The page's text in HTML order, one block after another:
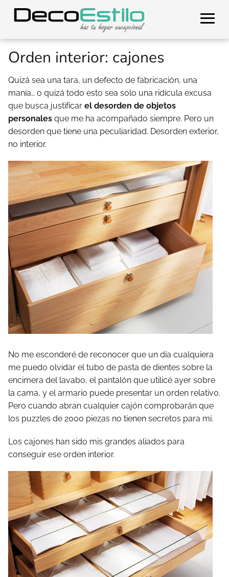
Orden interior: cajones
Quizá sea una tara, un defecto de fabricación, una
manía… o quizá todo esto sea solo una ridícula excusa
que busca justificar el desorden de objetos
personales que me ha acompañado siempre. Pero un
desorden que tiene una peculiaridad. Desorden exterior,
no interior.
No me esconderé de reconocer que un día cualquiera
me puedo olvidar el tubo de pasta de dientes sobre la
encimera del lavabo, el pantalón que utilicé ayer sobre
la cama, y el armario puede presentar un orden relativo.
Pero cuando abran cualquier cajón comprobarán que
los puzzles de 2000 piezas no tienen secretos para mí.
Los cajones han sido mis grandes aliados para
conseguir ese orden interior.